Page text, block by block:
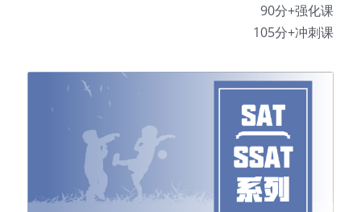
90分+强化课
105分+冲刺课